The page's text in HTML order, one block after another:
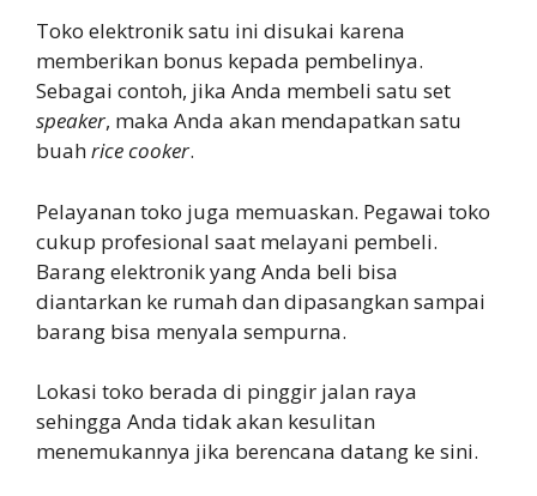
Toko elektronik satu ini disukai karena
memberikan bonus kepada pembelinya.
Sebagai contoh, jika Anda membeli satu set
speaker, maka Anda akan mendapatkan satu
buahrice cooker.
Pelayanan toko juga memuaskan. Pegawai toko
cukup profesional saat melayani pembeli.
Barang elektronik yang Anda beli bisa
diantarkan ke rumah dan dipasangkan sampai
barang bisa menyala sempurna.
Lokasi toko berada di pinggir jalan raya
sehingga Anda tidak akan kesulitan
menemukannya jika berencana datang ke sini.